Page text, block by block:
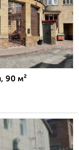
90 м²